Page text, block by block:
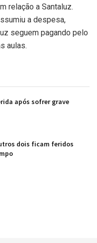
relação a Santaluz.
a despesa,
seguem pagando pelo
aulas.
após sofrer grave
dois ficam feridos